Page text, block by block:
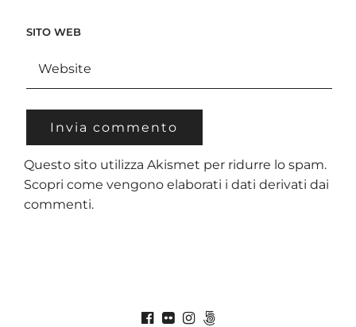
SITO WEB
Questo sito utilizza Akismet per ridurre lo spam.
Scopri come vengono elaborati i dati derivati dai
commenti.